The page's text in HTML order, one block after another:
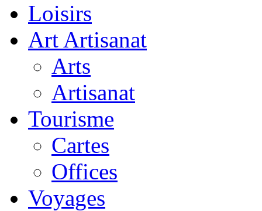
Loisirs
Art Artisanat
Arts
Artisanat
Tourisme
Cartes
Offices
Voyages